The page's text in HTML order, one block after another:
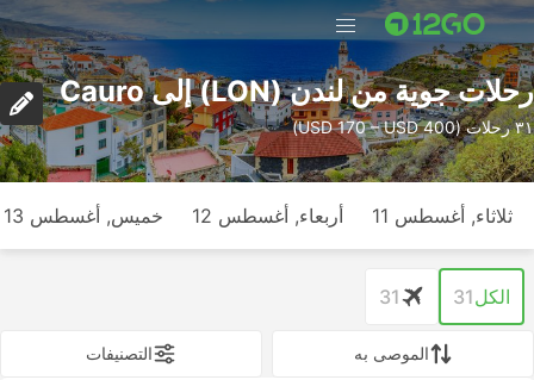
رحلات جوية من لندن (LON) إلى Cauro
٣١ رحلات (USD 170 – USD 400)
ثلاثاء, أغسطس 11 أربعاء, أغسطس 12 خميس, أغسطس 13
الكل31
31
الموصى به التصنيفات